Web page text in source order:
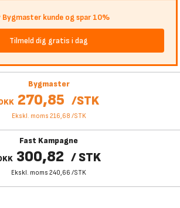
Bygmaster kunde og spar 10%
Tilmeld dig gratis i dag
Bygmaster
270,85 /STK
Ekskl. moms 216,68 /STK
Fast Kampagne
300,82 / STK
Ekskl. moms 240,66 /STK